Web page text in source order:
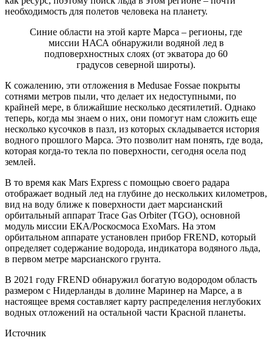
необходимость для полетов человека на планету.
Синие области на этой карте Марса – регионы, где
миссии НАСА обнаружили водяной лед в
подповерхностных слоях (от экватора до 60
градусов северной широты).
К сожалению, эти отложения в Medusae Fossae покрыты
сотнями метров пыли, что делает их недоступными, по
крайней мере, в ближайшие несколько десятилетий. Однако
теперь, когда мы знаем о них, они помогут нам сложить еще
несколько кусочков в пазл, из которых складывается история
водного прошлого Марса. Это позволит нам понять, где вода,
которая когда-то текла по поверхности, сегодня осела под
землей.
В то время как Mars Express с помощью своего радара
отображает водный лед на глубине до нескольких километров,
вид на воду ближе к поверхности дает марсианский
орбитальный аппарат Trace Gas Orbiter (TGO), основной
модуль миссии ЕКА/Роскосмоса ExoMars. На этом
орбитальном аппарате установлен прибор FREND, который
определяет содержание водорода, индикатора водяного льда,
в первом метре марсианского грунта.
В 2021 году FREND обнаружил богатую водородом область
размером с Нидерланды в долине Маринер на Марсе, а в
настоящее время составляет карту распределения неглубоких
водных отложений на остальной части Красной планеты.
Источник